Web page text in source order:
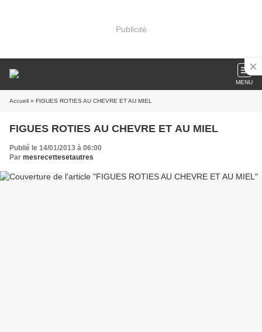
Publicité
MENU
Accueil » FIGUES ROTIES AU CHEVRE ET AU MIEL
FIGUES ROTIES AU CHEVRE ET AU MIEL
Publié le 14/01/2013 à 06:00
Par mesrecettesetautres